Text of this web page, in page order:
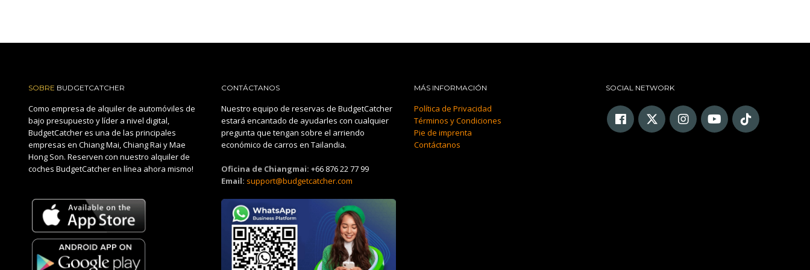
SOBRE BUDGETCATCHER
Como empresa de alquiler de automóviles de
bajo presupuesto y líder a nivel digital,
BudgetCatcher es una de las principales
empresas en Chiang Mai, Chiang Rai y Mae
Hong Son. Reserven con nuestro alquiler de
coches BudgetCatcher en línea ahora mismo!
CONTÁCTANOS
Nuestro equipo de reservas de BudgetCatcher
estará encantado de ayudarles con cualquier
pregunta que tengan sobre el arriendo
económico de carros en Tailandia.
Oficina de Chiangmai: +66 876 22 77 99
Email: support@budgetcatcher.com
MÁS INFORMACIÓN
Política de Privacidad
Términos y Condiciones
Pie de imprenta
Contáctanos
SOCIAL NETWORK